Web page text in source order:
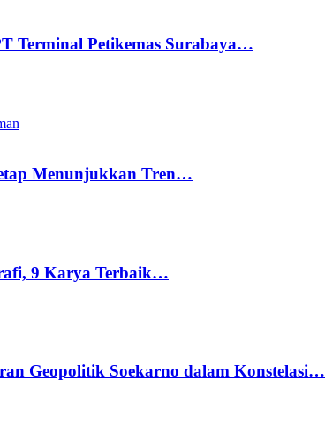
Terminal Petikemas Surabaya…
Menunjukkan Tren…
9 Karya Terbaik…
Geopolitik Soekarno dalam Konstelasi…